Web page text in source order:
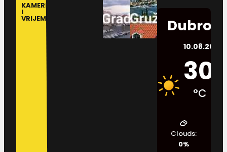
KAMERE
I
VRIJEME
10.08.2026.
30
°C
Clouds:
0%